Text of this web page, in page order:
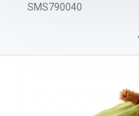
SMS790040